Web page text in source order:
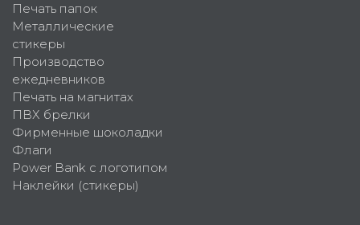
Печать папок
Металлические
стикеры
Производство
ежедневников
Печать на магнитах
ПВХ брелки
Фирменные шоколадки
Флаги
Power Bank с логотипом
Наклейки (стикеры)